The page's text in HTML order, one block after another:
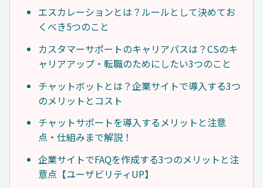
エスカレーションとは？ルールとして決めてお
くべき5つのこと
カスタマーサポートのキャリアパスは？CSのキ
ャリアアップ・転職のためにしたい3つのこと
チャットボットとは？企業サイトで導入する3つ
のメリットとコスト
チャットサポートを導入するメリットと注意
点・仕組みまで解説！
企業サイトでFAQを作成する3つのメリットと注
意点【ユーザビリティUP】